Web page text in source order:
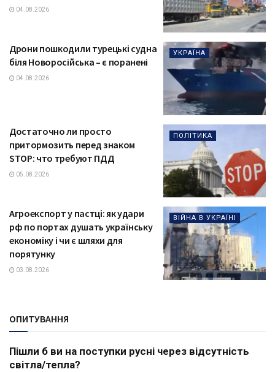
04.08.2026
УКРАЇНА
Дрони пошкодили турецькі судна
біля Новоросійська – є поранені
04.08.2026
ПОЛІТИКА
Достаточно ли просто
притормозить перед знаком
STOP: что требуют ПДД
05.08.2026
ВІЙНА В УКРАЇНІ
Агроекспорт у пастці: як удари
рф по портах душать українську
економіку і чи є шляхи для
порятунку
03.08.2026
ОПИТУВАННЯ
Пішли б ви на поступки русні через відсутність
світла/тепла?